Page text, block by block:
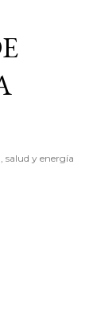
salud y energía